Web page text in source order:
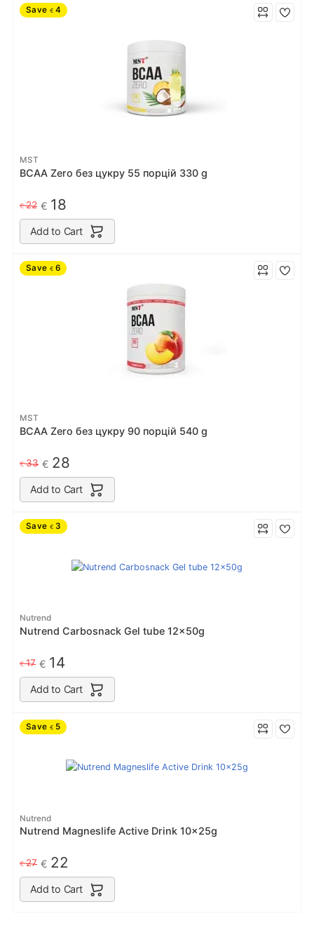
Save € 4
MST
BCAA Zero без цукру 55 порцiй 330 g
€22 € 18
Add to Cart
Save € 6
MST
BCAA Zero без цукру 90 порцiй 540 g
€33 € 28
Add to Cart
Save € 3
Nutrend
Nutrend Carbosnack Gel tube 12x50g
€17 € 14
Add to Cart
Save € 5
Nutrend
Nutrend Magneslife Active Drink 10x25g
€27 € 22
Add to Cart